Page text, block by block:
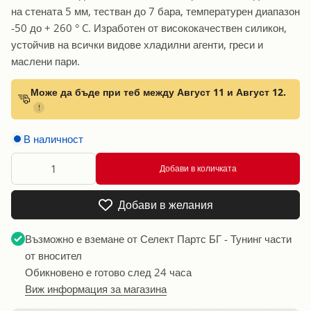
на стената 5 мм, тестван до 7 бара, температурен диапазон
-50 до + 260 ° C. Изработен от висококачествен силикон,
устойчив на всички видове хладилни агенти, греси и
маслени пари.
Може да бъде при теб между Август 11 и Август 12.
!
В наличност
Добави в количката
Добави в желания
Възможно е вземане отСелект Партс БГ - Тунинг части
от вносител
Обикновено е готово след 24 часа
Виж информация за магазина